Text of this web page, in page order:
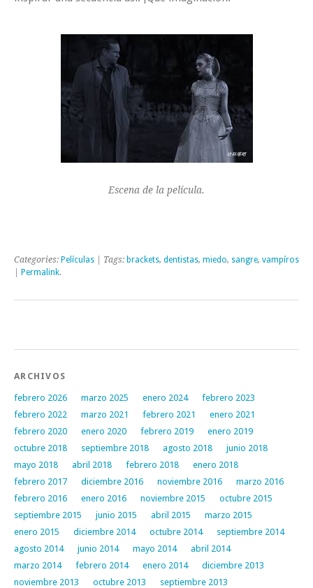
Escena de la película.
Categories: Películas | Tags: brackets, dentistas, miedo, sangre, vampíros
Permalink.
Post navigation
ARCHIVOS
febrero 2026 marzo 2025 enero 2024
febrero 2023
febrero 2022
marzo 2021 febrero 2021
enero 2021
febrero 2020
enero 2020 febrero 2019
enero 2019
octubre 2018
septiembre 2018 agosto 2018
junio 2018
mayo 2018
abril 2018 febrero 2018
enero 2018
febrero 2017
diciembre 2016 noviembre 2016
marzo 2016
febrero 2016
enero 2016 noviembre 2015
octubre 2015
septiembre 2015
junio 2015 abril 2015
marzo 2015
enero 2015
diciembre 2014 octubre 2014
septiembre 2014
agosto 2014
junio 2014 mayo 2014
abril 2014
marzo 2014
febrero 2014 enero 2014
diciembre 2013
noviembre 2013
octubre 2013
septiembre 2013